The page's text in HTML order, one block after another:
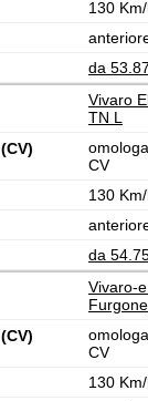
130
da
Vivaro
TN L
CV
130
da
Vivaro-
Furgone
CV
130